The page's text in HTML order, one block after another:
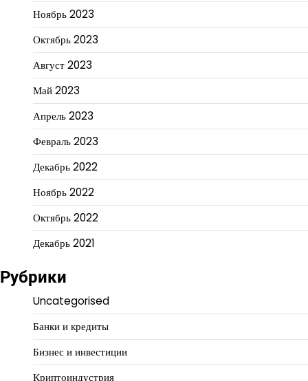
Ноябрь 2023
Октябрь 2023
Август 2023
Май 2023
Апрель 2023
Февраль 2023
Декабрь 2022
Ноябрь 2022
Октябрь 2022
Декабрь 2021
Рубрики
Uncategorised
Банки и кредиты
Бизнес и инвестиции
Криптоиндустрия